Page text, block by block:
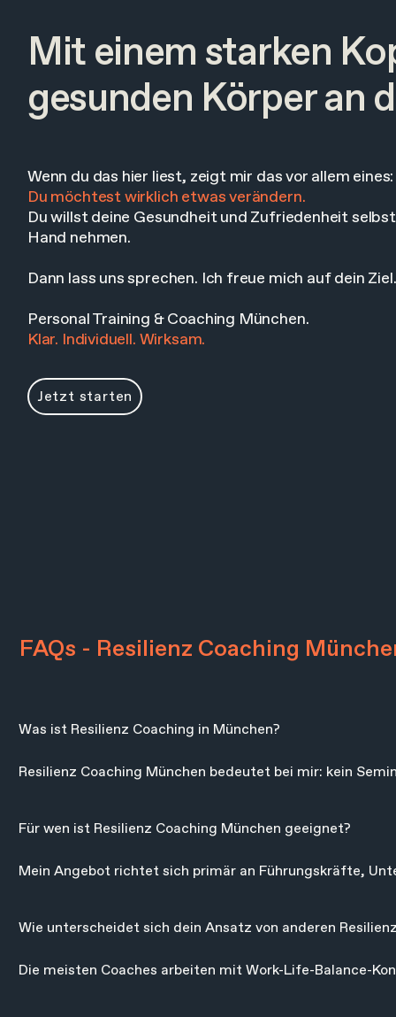
Mit einem starken
gesunden Körper an
Wenn du das hier liest, zeigt mir das vor allem eines:
Du möchtest wirklich etwas verändern.
Du willst deine Gesundheit und Zufriedenheit
Hand nehmen.
Dann lass uns sprechen. Ich freue mich auf dein Ziel.
Personal Training & Coaching München.
Klar. Individuell. Wirksam.
Jetzt starten
FAQs - Resilienz Coaching
Was ist Resilienz Coaching in München?
Resilienz Coaching München bedeutet bei mir: kein
Für wen ist Resilienz Coaching München geeignet?
Mein Angebot richtet sich primär an Führungskräfte,
Wie unterscheidet sich dein Ansatz von anderen
Die meisten Coaches arbeiten mit Work-Life-Balance-